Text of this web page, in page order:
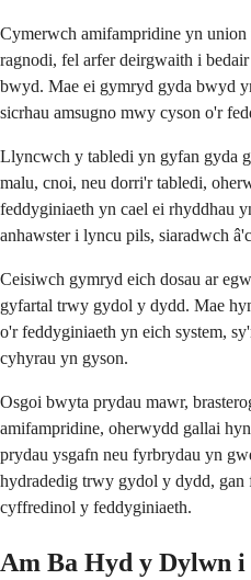
Cymerwch amifampridine yn
ragnodi, fel arfer deirgwaith i
bwyd. Mae ei gymryd gyda bwyd
sicrhau amsugno mwy cyson o'r
Llyncwch y tabledi yn gyfan gyda
malu, cnoi, neu dorri'r tabledi,
feddyginiaeth yn cael ei rhyddhau
anhawster i lyncu pils, siaradwch
Ceisiwch gymryd eich dosau ar
gyfartal trwy gydol y dydd. Mae
o'r feddyginiaeth yn eich system,
cyhyrau yn gyson.
Osgoi bwyta prydau mawr,
amifampridine, oherwydd gallai
prydau ysgafn neu fyrbrydau yn
hydradedig trwy gydol y dydd,
cyffredinol y feddyginiaeth.
Am Ba Hyd y Dylwn